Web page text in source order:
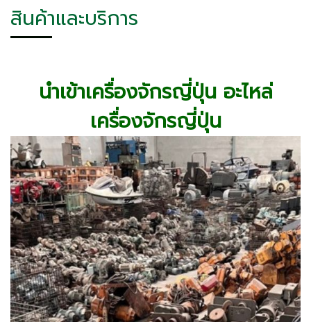
สินค้าและบริการ
นำเข้าเครื่องจักรญี่ปุ่น อะไหล่
เครื่องจักรญี่ปุ่น